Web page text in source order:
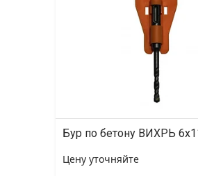
Бур по бетону ВИХРЬ
Цену уточняйте